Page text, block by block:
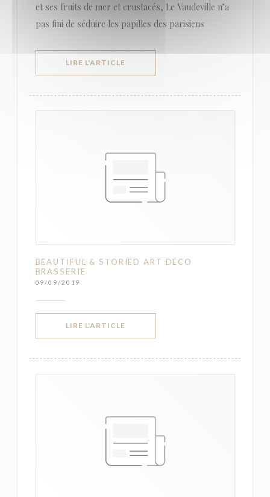
et ses fruits de mer et crustacés, Le Vaudeville n’a
pas fini de séduire les papilles des parisiens
LIRE L'ARTICLE
BEAUTIFUL & STORIED ART DÉCO
BRASSERIE
09/09/2019
LIRE L'ARTICLE